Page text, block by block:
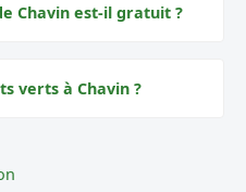
Chavin est-il gratuit ?
verts à Chavin ?